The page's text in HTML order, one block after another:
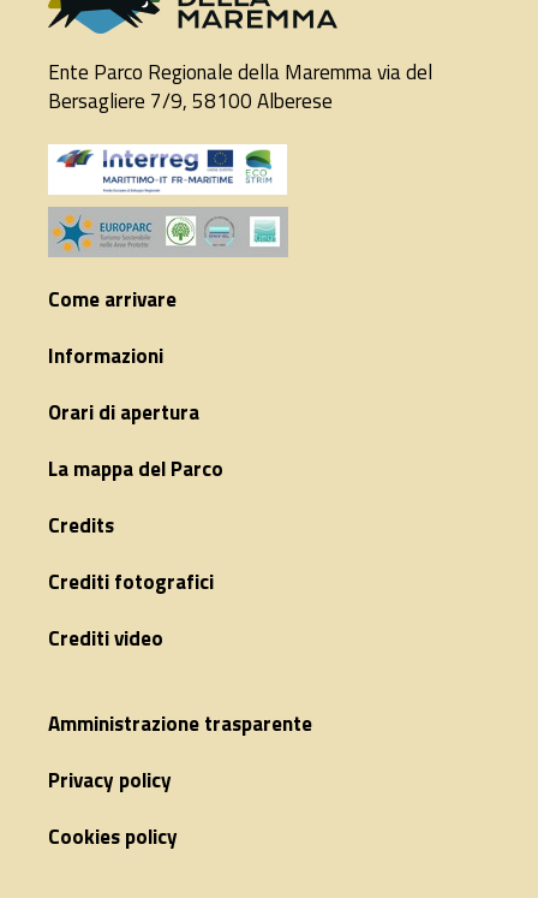
Ente Parco Regionale della Maremma via del
Bersagliere 7/9, 58100 Alberese
Come arrivare
Informazioni
Orari di apertura
La mappa del Parco
Credits
Crediti fotografici
Crediti video
Amministrazione trasparente
Privacy policy
Cookies policy